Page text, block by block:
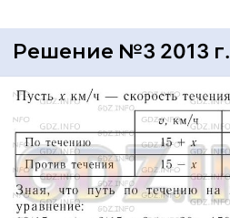
Решение №3 2013 г.